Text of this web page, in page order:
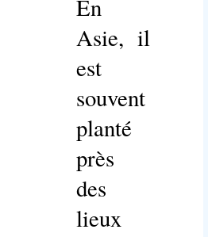
En
Asie, il
est
souvent
planté
près
des
lieux